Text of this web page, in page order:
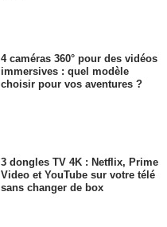
4 caméras 360° pour des vidéos
immersives : quel modèle
choisir pour vos aventures ?
3 dongles TV 4K : Netflix, Prime
Video et YouTube sur votre télé
sans changer de box